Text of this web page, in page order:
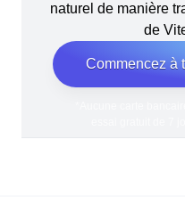
naturel de manière
de
Commencez à